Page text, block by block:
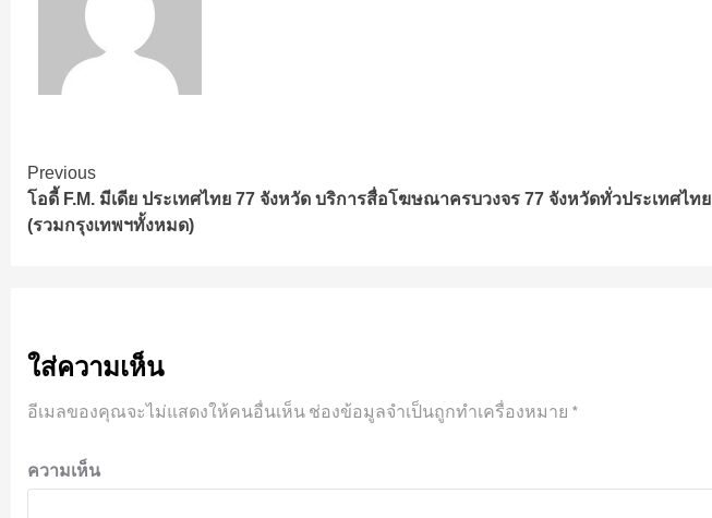
Continue
Reading
Previous
โอดี้ F.M. มีเดีย ประเทศไทย 77 จังหวัด บริการสื่อโฆษณาครบวงจร 77 จังหวัดทั่วประเทศไทย
(รวมกรุงเทพฯทั้งหมด)
ใส่ความเห็น
อีเมลของคุณจะไม่แสดงให้คนอื่นเห็น ช่องข้อมูลจำเป็นถูกทำเครื่องหมาย *
ความเห็น